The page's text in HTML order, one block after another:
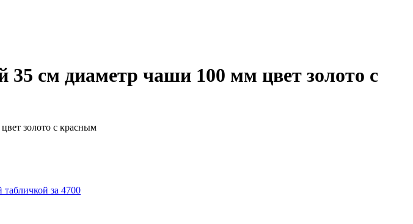
35 см диаметр чаши 100 мм цвет золото с
золото с красным
за 4700